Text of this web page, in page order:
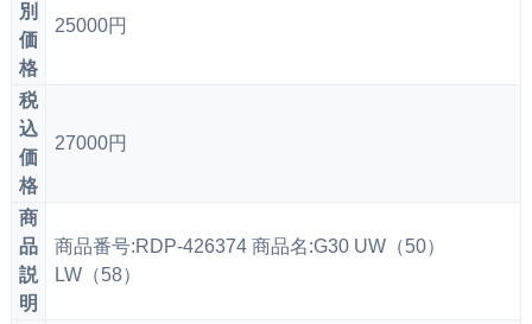
別
価
格
25000円
税
込
価
格
27000円
商
品
説
明
商品番号:RDP-426374 商品名:G30 UW（50）
LW（58）